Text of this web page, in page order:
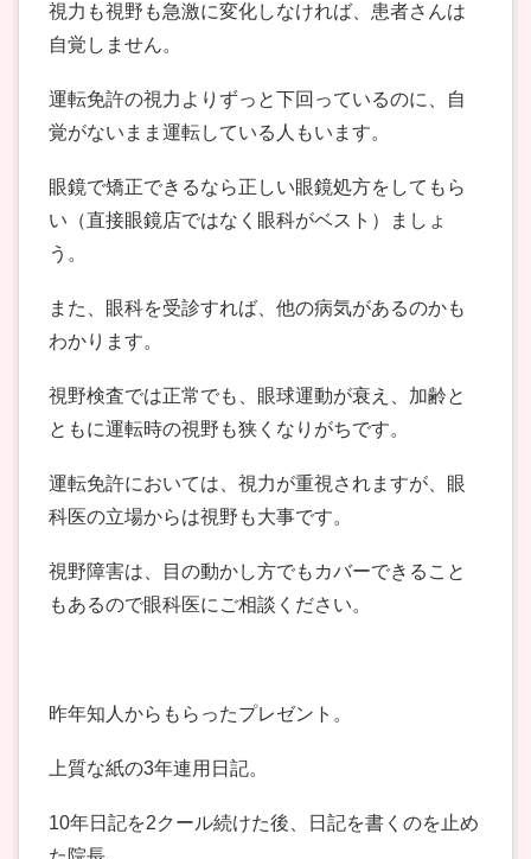
視力も視野も急激に変化しなければ、患者さんは
自覚しません。
運転免許の視力よりずっと下回っているのに、自
覚がないまま運転している人もいます。
眼鏡で矯正できるなら正しい眼鏡処方をしてもら
い（直接眼鏡店ではなく眼科がベスト）ましょ
う。
また、眼科を受診すれば、他の病気があるのかも
わかります。
視野検査では正常でも、眼球運動が衰え、加齢と
ともに運転時の視野も狭くなりがちです。
運転免許においては、視力が重視されますが、眼
科医の立場からは視野も大事です。
視野障害は、目の動かし方でもカバーできること
もあるので眼科医にご相談ください。
昨年知人からもらったプレゼント。
上質な紙の3年連用日記。
10年日記を2クール続けた後、日記を書くのを止め